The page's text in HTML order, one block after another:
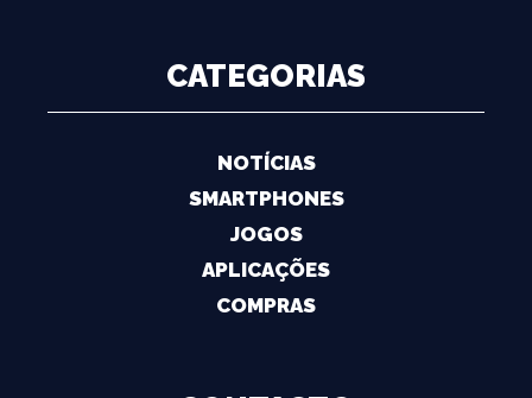
CATEGORIAS
NOTÍCIAS
SMARTPHONES
JOGOS
APLICAÇÕES
COMPRAS